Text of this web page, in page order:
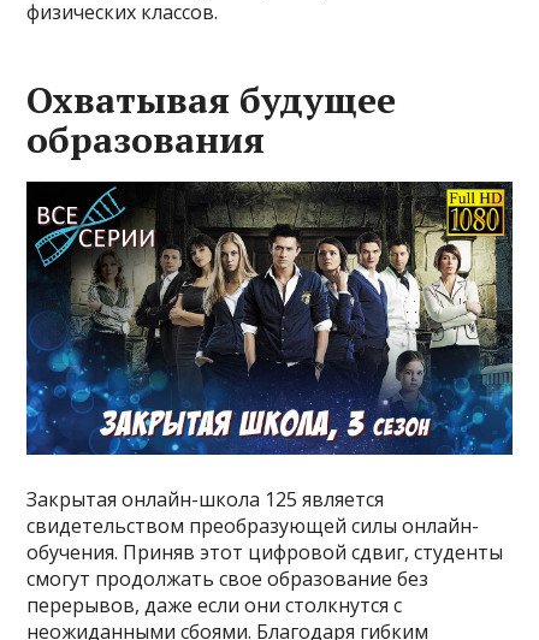
физических классов.
Охватывая будущее
образования
Закрытая онлайн-школа 125 является
свидетельством преобразующей силы онлайн-
обучения. Приняв этот цифровой сдвиг, студенты
смогут продолжать свое образование без
перерывов, даже если они столкнутся с
неожиданными сбоями. Благодаря гибким